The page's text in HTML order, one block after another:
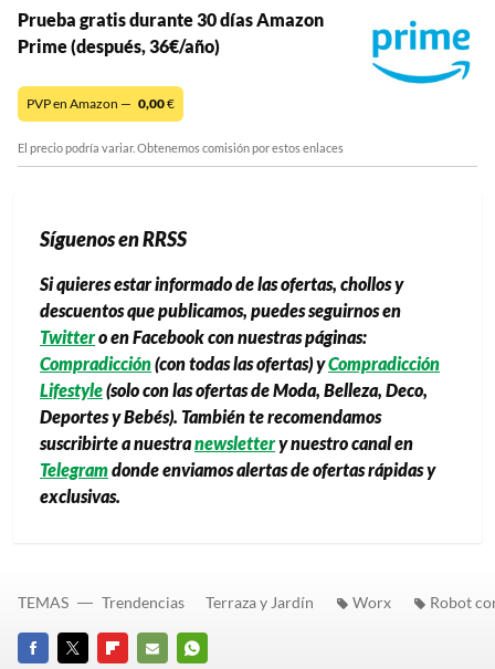
Prueba gratis durante 30 días Amazon
Prime (después, 36€/año)
PVP en Amazon — 0,00€
El precio podría variar. Obtenemos comisión por estos enlaces
Síguenos en RRSS
Si quieres estar informado de las ofertas, chollos y
descuentos que publicamos, puedes seguirnos en
Twittero en Facebook con nuestras páginas:
Compradicción(con todas las ofertas) yCompradicción
Lifestyle(solo con las ofertas de Moda, Belleza, Deco,
Deportes y Bebés). También te recomendamos
suscribirte a nuestranewslettery nuestro canal en
Telegramdonde enviamos alertas de ofertas rápidas y
exclusivas.
TEMAS Trendencias Terraza y Jardín Worx Robot